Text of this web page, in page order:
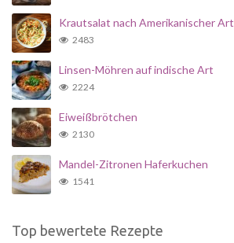
Krautsalat nach Amerikanischer Art
2483
Linsen-Möhren auf indische Art
2224
Eiweißbrötchen
2130
Mandel-Zitronen Haferkuchen
1541
Top bewertete Rezepte